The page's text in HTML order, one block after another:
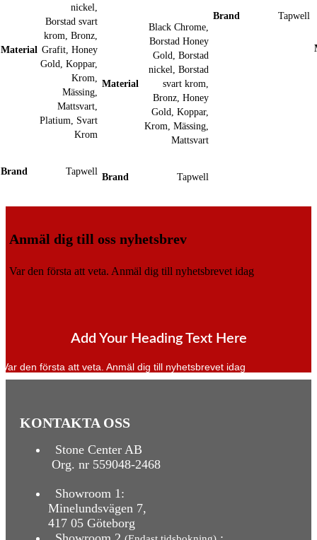
Material
nickel
Borstad svart
krom Bronz
Grafit Honey
Gold Koppar,
Krom
Mässing
Mattsvart
Platium
Svart
Krom
Brand Tapwell
196 kr
olika
Material
Black Chrome
Borstad Honey
Gold Borstad
nickel Borstad
svart krom
Bronz Honey
Gold Koppar,
Krom Mässing
Mattsvart
Brand Tapwell
olika
Brand Tapwell
Anmäl dig till oss nyhetsbrev
Var den första att veta. Anmäl dig till nyhetsbrevet idag
Add Your Heading Text Here
Var den första att veta. Anmäl dig till nyhetsbrevet idag
KONTAKTA OSS
Stone Center AB
Org. nr 559048-2468
Showroom 1:
Minelundsvägen 7,
417 05 Göteborg